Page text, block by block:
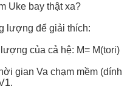
Uke bay thật xa?
lượng để giải thích:
của cả hệ: M= M(tori)
gian Va chạm mềm (dính